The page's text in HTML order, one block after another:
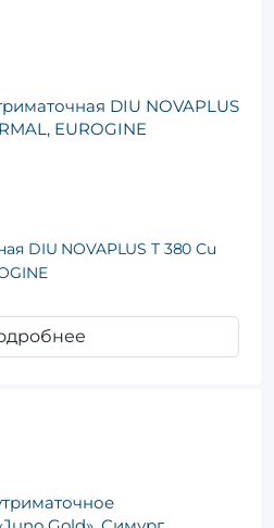
DIU NOVAPLUS T 380 Cu